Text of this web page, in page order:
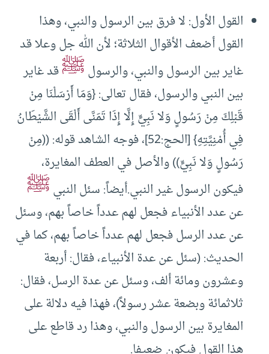
القول الأول: لا فرق بين الرسول والنبي، وهذا
القول أضعف الأقوال الثلاثة؛ لأن الله جل وعلا قد
غاير بين الرسول والنبي، والرسولﷺقد غاير
بين النبي والرسول، فقال تعالى: {وَمَا أَرْسَلْنَا مِنْ
قَبْلِكَ مِنْ رَسُولٍ وَلا نَبِيٍّ إِلَّا إِذَا تَمَنَّى أَلْقَى الشَّيْطَانُ
فِي أُمْنِيَّتِهِ} [الحج:52]، فوجه الشاهد قوله: ((مِنْ
رَسُولٍ وَلا نَبِيٍّ)) والأصل في العطف المغايرة،
فيكون الرسول غير النبي.أيضاً: سئل النبيﷺ
عن عدد الأنبياء فجعل لهم عدداً خاصاً بهم، وسئل
عن عدد الرسل فجعل لهم عدداً خاصاً بهم، كما في
الحديث: (سئل عن عدة الأنبياء، فقال: أربعة
وعشرون ومائة ألف، وسئل عن عدة الرسل، فقال:
ثلاثمائة وبضعة عشر رسولاً)، فهذا فيه دلالة على
المغايرة بين الرسول والنبي، وهذا رد قاطع على